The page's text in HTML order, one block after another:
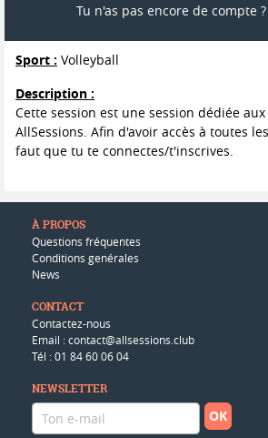
Tu n'as pas encore de compte ?
Sport : Volleyball
Description :
Cette session est une session dédiée
AllSessions. Afin d'avoir accès à toutes
faut que tu te connectes/t'inscrives.
À PROPOS
Questions fréquentes
Conditions genérales
News
CONTACT
Contactez-nous
Email : contact@allsessions.club
Tél : 01 84 60 06 04
NEWSLETTER